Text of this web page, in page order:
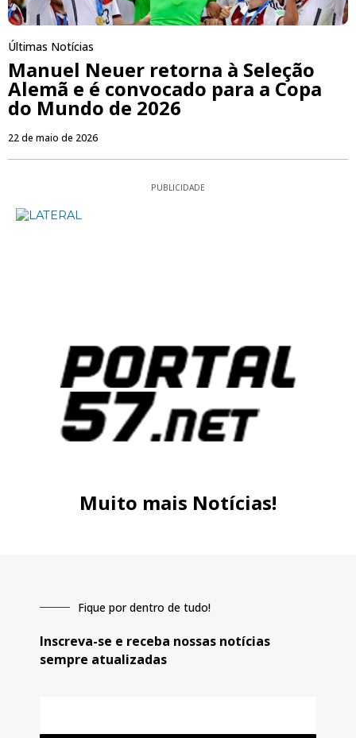
Últimas Notícias
Manuel Neuer retorna à Seleção
Alemã e é convocado para a Copa
do Mundo de 2026
22 de maio de 2026
PUBLICIDADE
Muito mais Notícias!
Fique por dentro de tudo!
Inscreva-se e receba nossas notícias
sempre atualizadas